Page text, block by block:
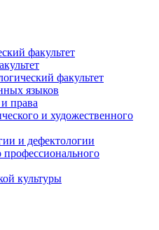
факультет
факультет
языков
права
и художественного
и дефектологии
профессионального
культуры